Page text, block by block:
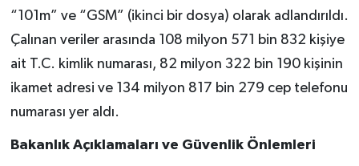
“101m” ve “GSM” (ikinci bir dosya) olarak adlandırıldı.
Çalınan veriler arasında 108 milyon 571 bin 832 kişiye
ait T.C. kimlik numarası, 82 milyon 322 bin 190 kişinin
ikamet adresi ve 134 milyon 817 bin 279 cep telefonu
numarası yer aldı.
Bakanlık Açıklamaları ve Güvenlik Önlemleri